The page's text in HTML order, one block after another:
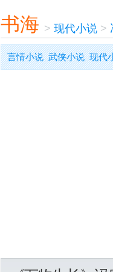
书海 > 现代小说>
言情小说 武侠小说 现代